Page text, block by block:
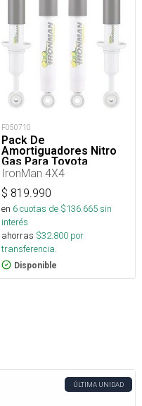
F050710
Pack De
Amortiguadores Nitro
Gas Para Toyota
Fortuner 2004-2015
IronMan 4X4
$ 819.990
en 6cuotas de $136.665sin
interés
ahorras $32.800 por
transferencia.
Disponible
ÚLTIMA UNIDAD